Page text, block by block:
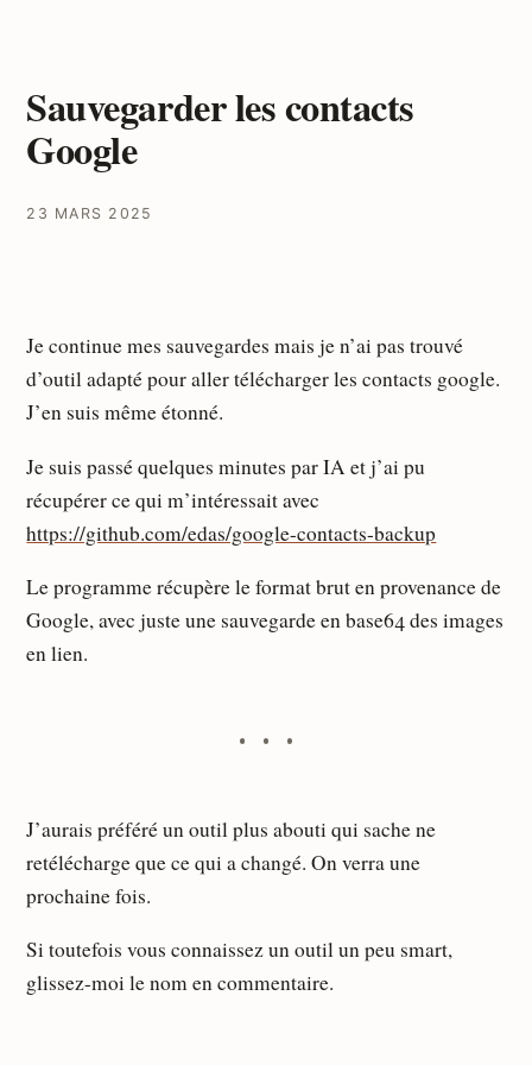
Sauvegarder les contacts
Google
23 MARS 2025
Je continue mes sauvegardes mais je n’ai pas trouvé
d’outil adapté pour aller télécharger les contacts google.
J’en suis même étonné.
Je suis passé quelques minutes par IA et j’ai pu
récupérer ce qui m’intéressait avec
https://github.com/edas/google-contacts-backup
Le programme récupère le format brut en provenance de
Google, avec juste une sauvegarde en base64 des images
en lien.
J’aurais préféré un outil plus abouti qui sache ne
retélécharge que ce qui a changé. On verra une
prochaine fois.
Si toutefois vous connaissez un outil un peu smart,
glissez-moi le nom en commentaire.